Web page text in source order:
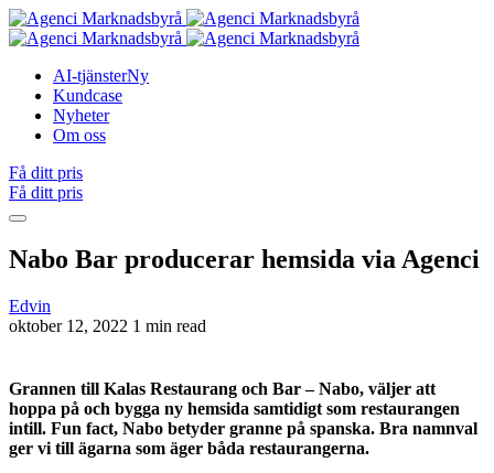
AI-tjänsterNy
Kundcase
Nyheter
Om oss
Få ditt pris
Få ditt pris
Nabo Bar producerar hemsida via Agenci
Edvin
oktober 12, 2022 1 min read
Grannen till Kalas Restaurang och Bar – Nabo, väljer att
hoppa på och bygga ny hemsida samtidigt som restaurangen
intill. Fun fact, Nabo betyder granne på spanska. Bra namnval
ger vi till ägarna som äger båda restaurangerna.